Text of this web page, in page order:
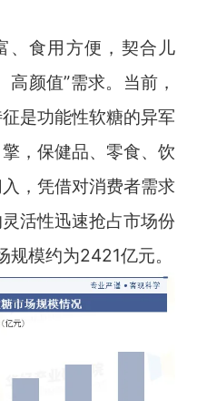
、食用方便，契合儿
颜值”需求。当前，
是功能性软糖的异军
，保健品、零食、饮
，凭借对消费者需求
活性迅速抢占市场份
模约为2421亿元。